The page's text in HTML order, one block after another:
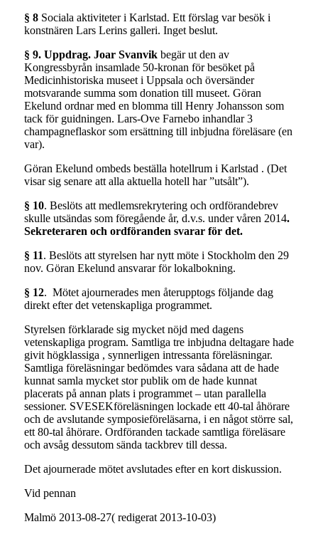
§ 8Sociala aktiviteter i Karlstad. Ett förslag var besök i
konstnären Lars Lerins galleri. Inget beslut.
§ 9. Uppdrag. Joar Svanvikbegär ut den av
Kongressbyrån insamlade 50-kronan för besöket på
Medicinhistoriska museet i Uppsala och översänder
motsvarande summa som donation till museet. Göran
Ekelund ordnar med en blomma till Henry Johansson som
tack för guidningen. Lars-Ove Farnebo inhandlar 3
champagneflaskor som ersättning till inbjudna föreläsare (en
var).
Göran Ekelund ombeds beställa hotellrum i Karlstad . (Det
visar sig senare att alla aktuella hotell har ”utsålt”).
§ 10. Beslöts att medlemsrekrytering och ordförandebrev
skulle utsändas som föregående år, d.v.s. under våren 2014.
Sekreteraren och ordföranden svarar för det.
§ 11. Beslöts att styrelsen har nytt möte i Stockholm den 29
nov. Göran Ekelund ansvarar för lokalbokning.
§ 12. Mötet ajournerades men återupptogs följande dag
direkt efter det vetenskapliga programmet.
Styrelsen förklarade sig mycket nöjd med dagens
vetenskapliga program. Samtliga tre inbjudna deltagare hade
givit högklassiga , synnerligen intressanta föreläsningar.
Samtliga föreläsningar bedömdes vara sådana att de hade
kunnat samla mycket stor publik om de hade kunnat
placerats på annan plats i programmet – utan parallella
sessioner. SVESEKföreläsningen lockade ett 40-tal åhörare
och de avslutande symposieföreläsarna, i en något större sal,
ett 80-tal åhörare. Ordföranden tackade samtliga föreläsare
och avsåg dessutom sända tackbrev till dessa.
Det ajournerade mötet avslutades efter en kort diskussion.
Vid pennan
Malmö 2013-08-27( redigerat 2013-10-03)